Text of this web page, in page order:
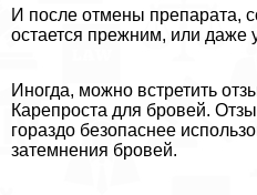
И после отмены препарата,
остается прежним, или даже
Иногда, можно встретить
Карепроста для бровей.
гораздо безопаснее
затемнения бровей.